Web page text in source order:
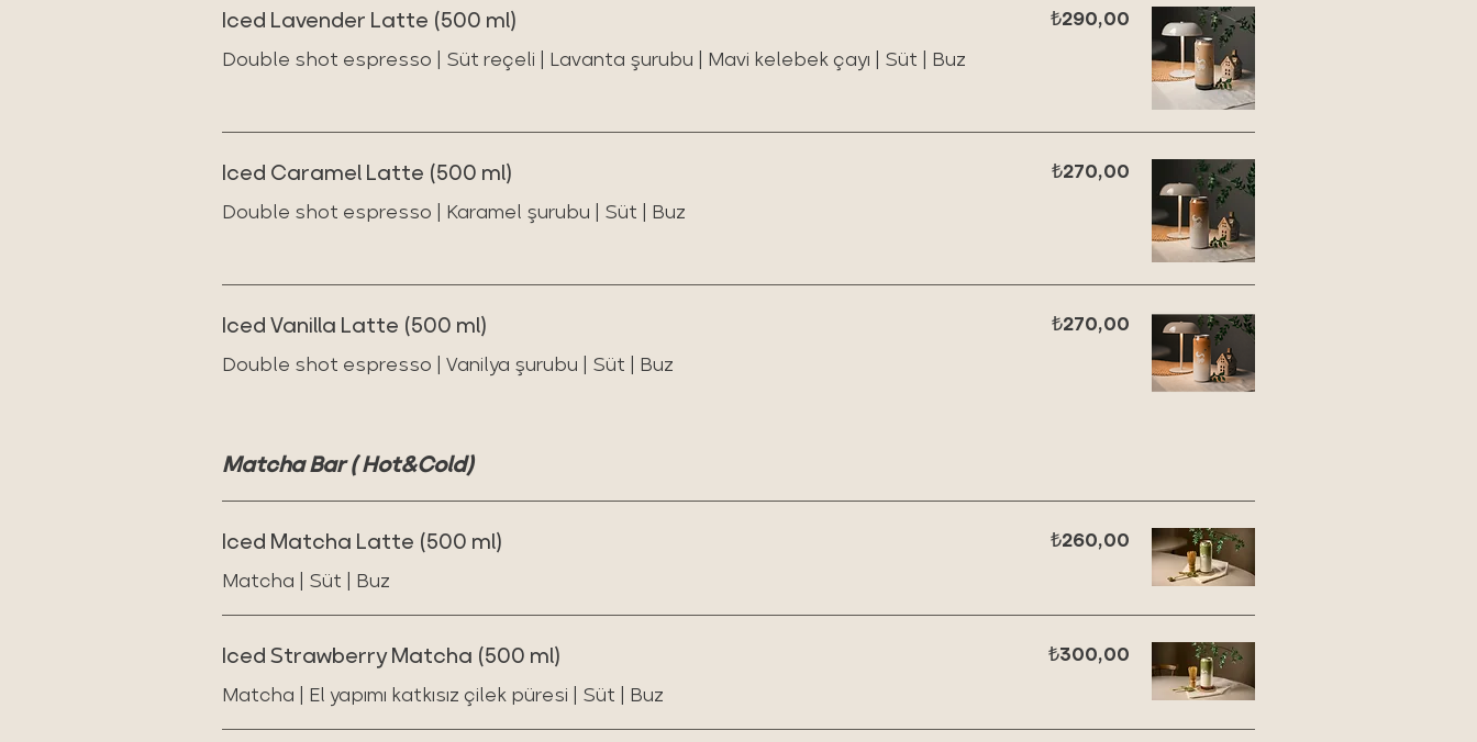
Iced Lavender Latte (500 ml)
Double shot espresso | Süt reçeli | Lavanta şurubu | Mavi kelebek çayı | Süt | Buz
₺290,00
Iced Caramel Latte (500 ml)
Double shot espresso | Karamel şurubu | Süt | Buz
₺270,00
Iced Vanilla Latte (500 ml)
Double shot espresso | Vanilya şurubu | Süt | Buz
₺270,00
Matcha Bar ( Hot&Cold)
Iced Matcha Latte (500 ml)
Matcha | Süt | Buz
₺260,00
Iced Strawberry Matcha (500 ml)
Matcha | El yapımı katkısız çilek püresi | Süt | Buz
₺300,00